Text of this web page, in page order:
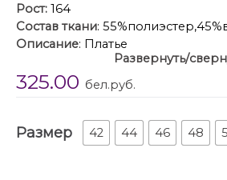
Рост: 164
Состав ткани:
Описание: Платье
Восхитительное платье на
приятной однотонной ткани.
образным вырезом горловины и
рукавами с манжетами.
Развернуть/
325.00 бел.руб.
Размер 42 44 46 48